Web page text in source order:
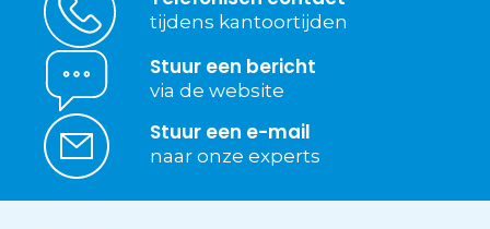
tijdens kantoortijden
Stuur een bericht
via de website
Stuur een e-mail
naar onze experts